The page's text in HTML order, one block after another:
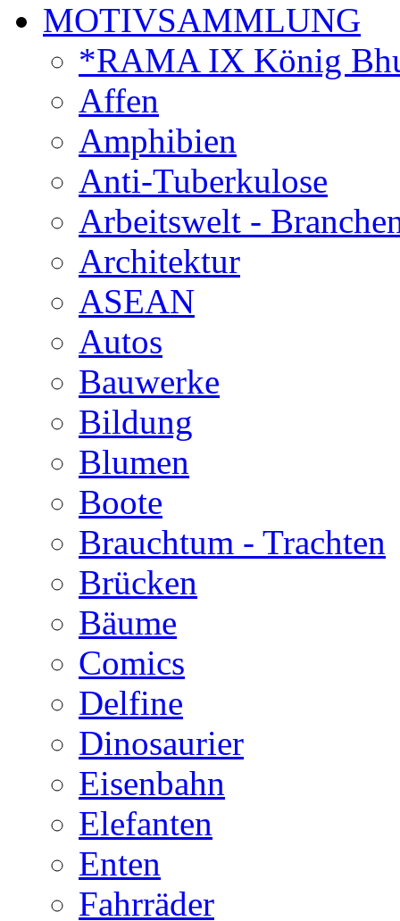
MOTIVSAMMLUNG
*RAMA IX König
Affen
Amphibien
Anti-Tuberkulose
Arbeitswelt -
Architektur
ASEAN
Autos
Bauwerke
Bildung
Blumen
Boote
Brauchtum - Trachten
Brücken
Bäume
Comics
Delfine
Dinosaurier
Eisenbahn
Elefanten
Enten
Fahrräder